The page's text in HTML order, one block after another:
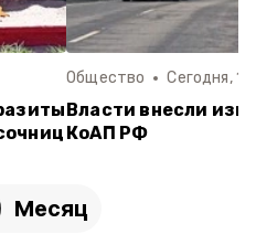
Общество Сегодня,
Власти внесли
КоАП РФ
Месяц